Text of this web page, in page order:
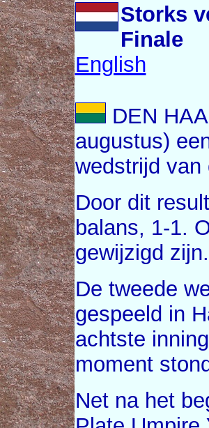
Storks
Finale
English
DEN
augustus)
wedstrijd van
Door dit
balans, 1-1.
gewijzigd zijn.
De tweede
gespeeld in
achtste
moment
Net na het